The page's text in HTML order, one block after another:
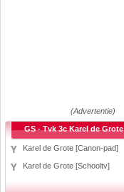
(Advertentie)
GS - Tvk 3c Karel de Grote
Karel de Grote [Canon-pad]
Karel de Grote [Schooltv]